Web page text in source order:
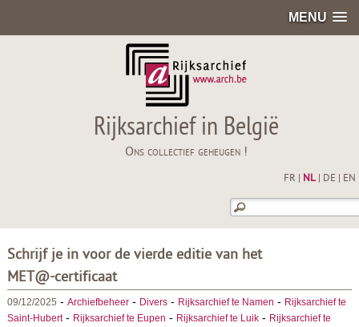
MENU
Rijksarchief in België
Ons collectief geheugen !
FR NL| DE EN
Schrijf je in voor de vierde editie van het
MET@-certificaat
09/12/2025 - Archiefbeheer- Divers- Rijksarchief te Namen - Rijksarchief te
Saint-Hubert- Rijksarchief te Eupen - Rijksarchief te Luik- Rijksarchief te